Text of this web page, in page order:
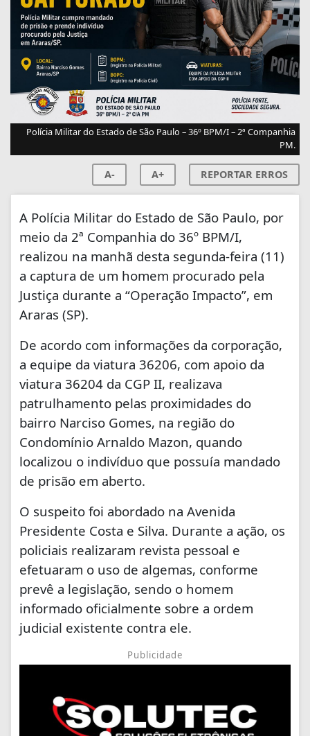
Polícia Militar do Estado de São Paulo – 36º BPM/I – 2ª Companhia
PM.
A- A+ REPORTAR ERROS
A Polícia Militar do Estado de São Paulo, por
meio da 2ª Companhia do 36º BPM/I,
realizou na manhã desta segunda-feira (11)
a captura de um homem procurado pela
Justiça durante a “Operação Impacto”, em
Araras (SP).
De acordo com informações da corporação,
a equipe da viatura 36206, com apoio da
viatura 36204 da CGP II, realizava
patrulhamento pelas proximidades do
bairro Narciso Gomes, na região do
Condomínio Arnaldo Mazon, quando
localizou o indivíduo que possuía mandado
de prisão em aberto.
O suspeito foi abordado na Avenida
Presidente Costa e Silva. Durante a ação, os
policiais realizaram revista pessoal e
efetuaram o uso de algemas, conforme
prevê a legislação, sendo o homem
informado oficialmente sobre a ordem
judicial existente contra ele.
Publicidade